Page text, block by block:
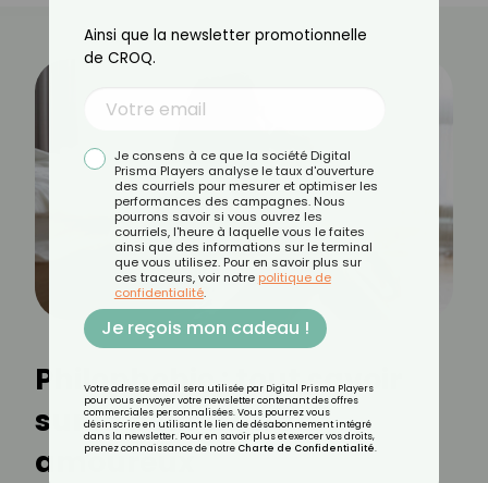
Philophobie : tout savoir
sur la peur d'être
amoureux
Ainsi que la newsletter promotionnelle
de CROQ.
Je consens à ce que la société Digital
Prisma Players analyse le taux d'ouverture
des courriels pour mesurer et optimiser les
performances des campagnes. Nous
pourrons savoir si vous ouvrez les
courriels, l'heure à laquelle vous le faites
ainsi que des informations sur le terminal
que vous utilisez. Pour en savoir plus sur
ces traceurs, voir notre politique de
confidentialité.
Je reçois mon cadeau !
Votre adresse email sera utilisée par Digital Prisma Players
pour vous envoyer votre newsletter contenant des offres
commerciales personnalisées. Vous pourrez vous
désinscrire en utilisant le lien de désabonnement intégré
dans la newsletter. Pour en savoir plus et exercer vos droits,
prenez connaissance de notre Charte de Confidentialité.